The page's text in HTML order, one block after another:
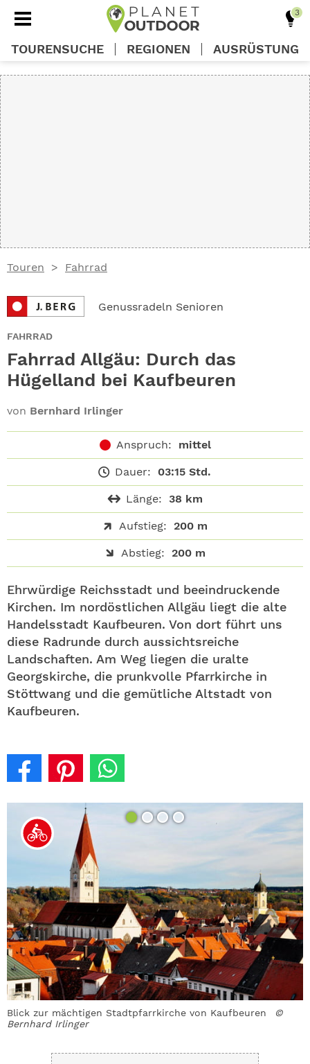
Touren Fahrrad
Genussradeln Senioren
FAHRRAD
Fahrrad Allgäu: Durch das
Hügelland bei Kaufbeuren
von Bernhard Irlinger
Anspruch: mittel
Dauer: 03:15 Std.
Länge: 38 km
Aufstieg: 200 m
Abstieg: 200 m
Ehrwürdige Reichsstadt und beeindruckende
Kirchen. Im nordöstlichen Allgäu liegt die alte
Handelsstadt Kaufbeuren. Von dort führt uns
diese Radrunde durch aussichtsreiche
Landschaften. Am Weg liegen die uralte
Georgskirche, die prunkvolle Pfarrkirche in
Stöttwang und die gemütliche Altstadt von
Kaufbeuren.
Blick zur mächtigen Stadtpfarrkirche von Kaufbeuren
©
Bernhard Irlinger
TOURENSUCHE REGIONEN AUSRÜSTUNG
ABO
GEWINNEN
NEWSLETTER
SHOP